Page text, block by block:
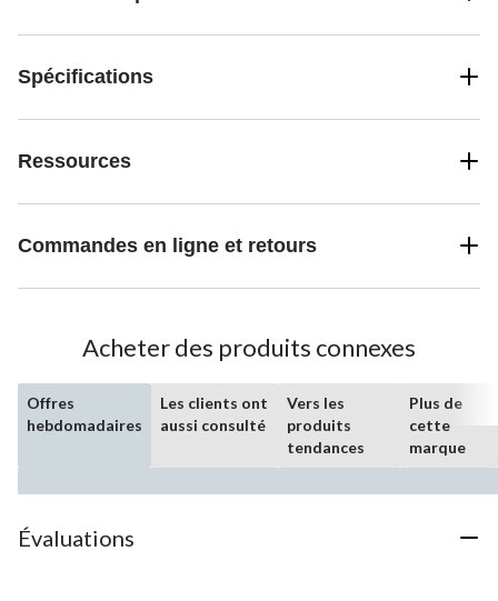
Spécifications
Ressources
Commandes en ligne et retours
Acheter des produits connexes
Offres
hebdomadaires
Les clients ont
aussi consulté
Vers les
produits
tendances
Plus de
cette
marque
Évaluations